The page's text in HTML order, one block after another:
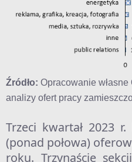
Źródło: Opracowanie
analizy ofert pracy
Trzeci kwartał 2023
(ponad połowa)
roku. Trzynaście